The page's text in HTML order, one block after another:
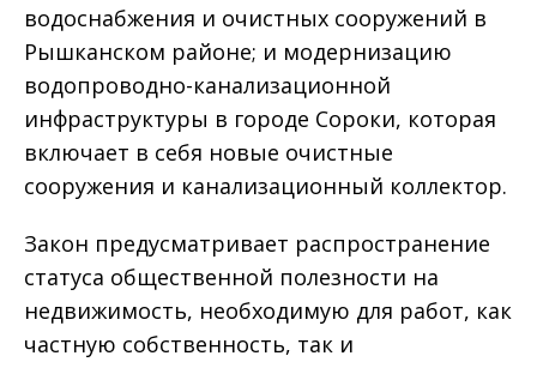
водоснабжения и очистных сооружений в
Рышканском районе; и модернизацию
водопроводно-канализационной
инфраструктуры в городе Сороки, которая
включает в себя новые очистные
сооружения и канализационный коллектор.
Закон предусматривает распространение
статуса общественной полезности на
недвижимость, необходимую для работ, как
частную собственность, так и